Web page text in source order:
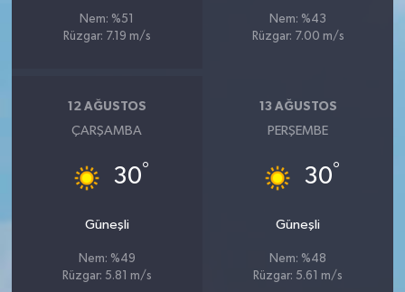
Nem: %51
Rüzgar: 7.19 m/s
Nem: %43
Rüzgar: 7.00 m/s
12 AĞUSTOS
ÇARŞAMBA
30°
Güneşli
Nem: %49
Rüzgar: 5.81 m/s
13 AĞUSTOS
PERŞEMBE
30°
Güneşli
Nem: %48
Rüzgar: 5.61 m/s